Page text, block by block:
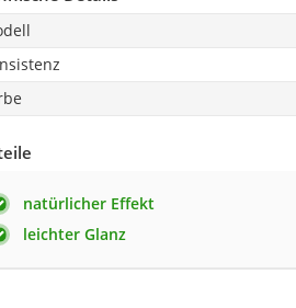
natürlicher Effekt
leichter Glanz